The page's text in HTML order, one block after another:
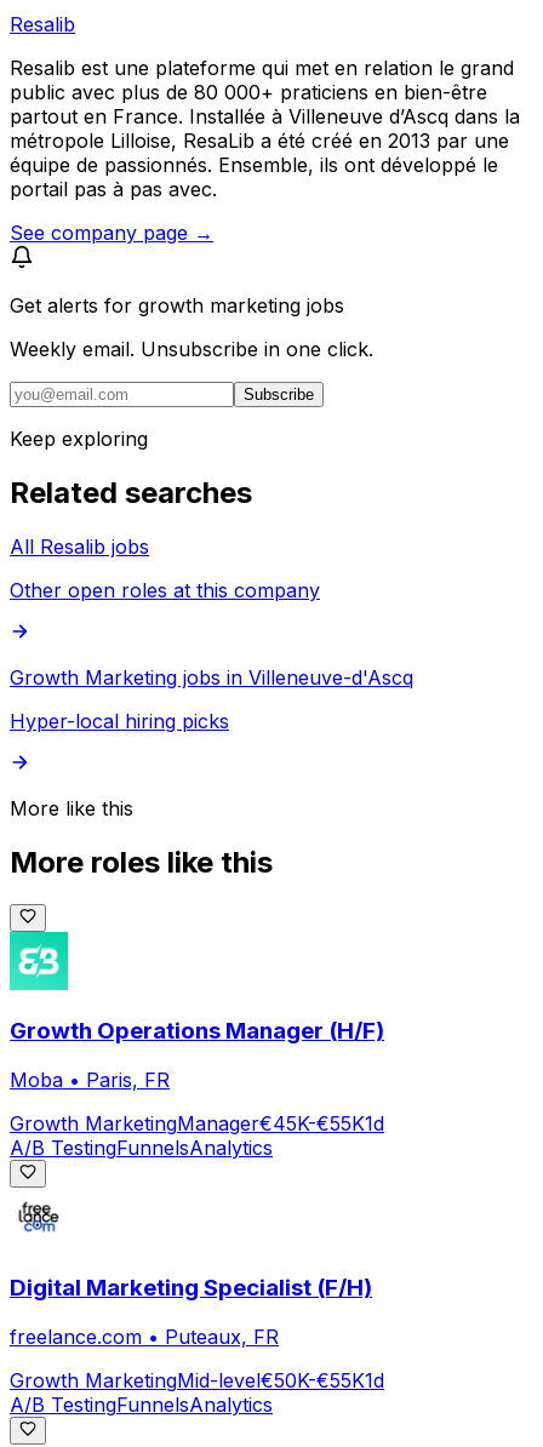
Resalib
Resalib est une plateforme qui met en relation le grand
public avec plus de 80 000+ praticiens en bien-être
partout en France. Installée à Villeneuve d’Ascq dans la
métropole Lilloise, ResaLib a été créé en 2013 par une
équipe de passionnés. Ensemble, ils ont développé le
portail pas à pas avec.
See company page →
Get alerts for growth marketing jobs
Weekly email. Unsubscribe in one click.
Subscribe
Keep exploring
Related searches
All Resalib jobs
Other open roles at this company
Growth Marketing jobs in Villeneuve-d'Ascq
Hyper-local hiring picks
More like this
More roles like this
Growth Operations Manager (H/F)
Moba • Paris, FR
Growth MarketingManager€45K-€55K1d
A/B TestingFunnelsAnalytics
Digital Marketing Specialist (F/H)
freelance.com • Puteaux, FR
Growth MarketingMid-level€50K-€55K1d
A/B TestingFunnelsAnalytics